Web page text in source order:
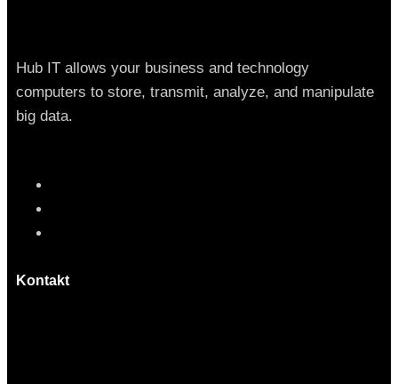
Hub IT allows your business and technology
computers to store, transmit, analyze, and manipulate
big data.
Kontakt